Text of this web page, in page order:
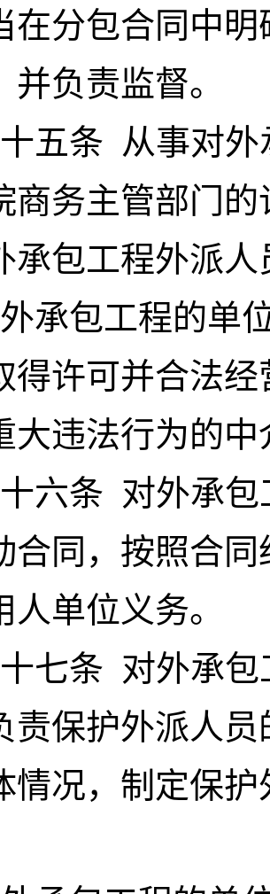
在分包合同中
并负责监督。
五条 从事对
商务主管部门
承包工程外派
包工程的单位
得许可并合法
大违法行为的
六条 对外承
合同，按照合
人单位义务。
七条 对外承
责保护外派人
情况，制定保